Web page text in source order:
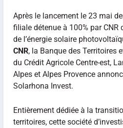
Après le lancement le 23 mai
filiale détenue à 100% par CNR
de l’énergie solaire
CNR, la Banque des Territoires
du Crédit Agricole Centre-est,
Alpes et Alpes Provence
Solarhona Invest.
Entièrement dédiée à la
territoires, cette société